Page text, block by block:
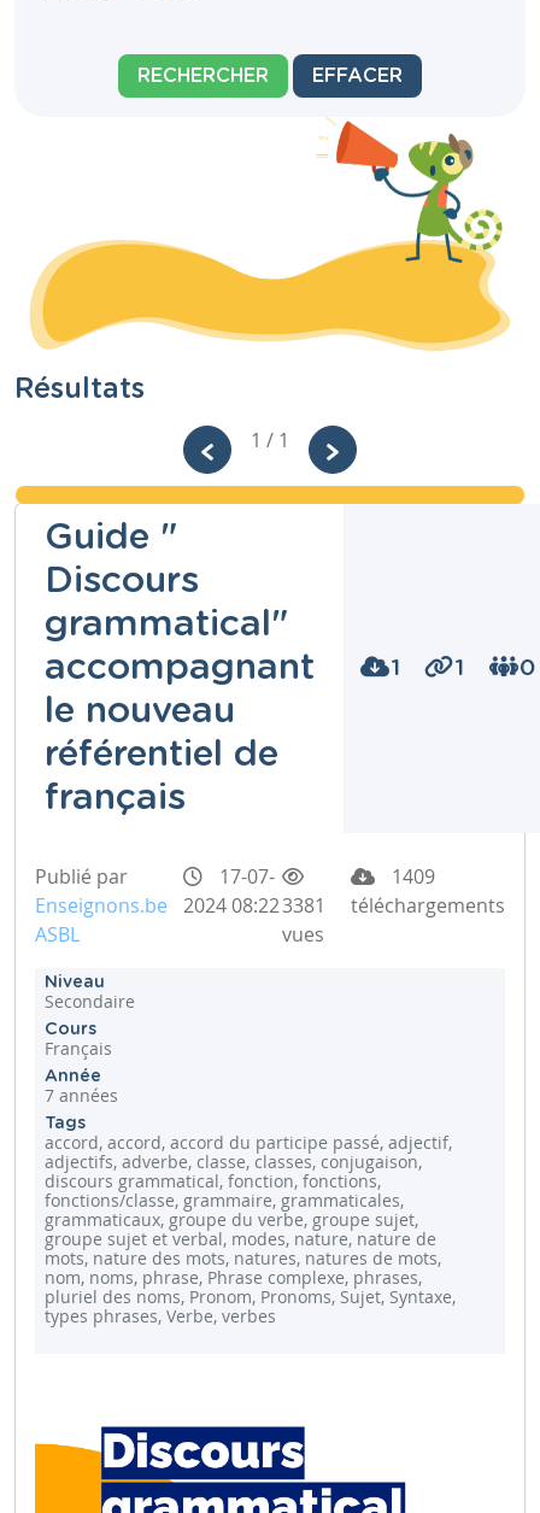
RECHERCHER EFFACER
Résultats
1 / 1
Guide "
Discours
grammatical"
accompagnant
le nouveau
référentiel de
français
1 1 0
Publié par
Enseignons.be
ASBL
17-07-
2024 08:223381
vues
1409
téléchargements
Niveau
Secondaire
Cours
Français
Année
7 années
Tags
accord, accord, accord du participe passé, adjectif,
adjectifs, adverbe, classe, classes, conjugaison,
discours grammatical, fonction, fonctions,
fonctions/classe, grammaire, grammaticales,
grammaticaux, groupe du verbe, groupe sujet,
groupe sujet et verbal, modes, nature, nature de
mots, nature des mots, natures, natures de mots,
nom, noms, phrase, Phrase complexe, phrases,
pluriel des noms, Pronom, Pronoms, Sujet, Syntaxe,
types phrases, Verbe, verbes